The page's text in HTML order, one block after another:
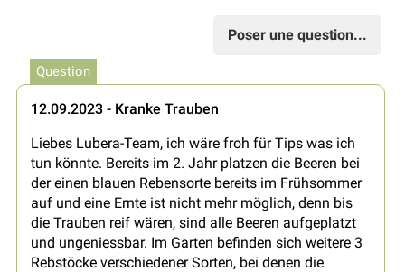
Poser une question...
Question
12.09.2023 - Kranke Trauben
Liebes Lubera-Team, ich wäre froh für Tips was ich
tun könnte. Bereits im 2. Jahr platzen die Beeren bei
der einen blauen Rebensorte bereits im Frühsommer
auf und eine Ernte ist nicht mehr möglich, denn bis
die Trauben reif wären, sind alle Beeren aufgeplatzt
und ungeniessbar. Im Garten befinden sich weitere 3
Rebstöcke verschiedener Sorten, bei denen die